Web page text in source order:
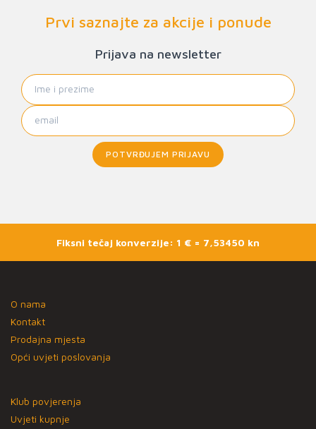
Prvi saznajte za akcije i ponude
Prijava na newsletter
POTVRĐUJEM PRIJAVU
Fiksni tečaj konverzije: 1 € = 7,53450 kn
O nama
Kontakt
Prodajna mjesta
Opći uvjeti poslovanja
Klub povjerenja
Uvjeti kupnje